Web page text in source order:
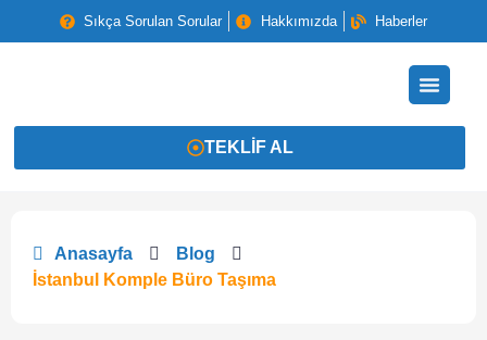
Sıkça Sorulan Sorular Hakkımızda Haberler
TEKLIF AL
Anasayfa
Blog
İstanbul Komple Büro Taşıma